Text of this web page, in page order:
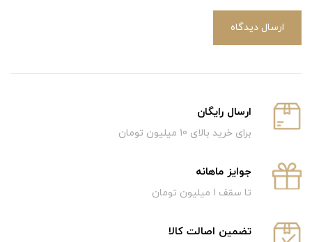
ارسال دیدگاه
ارسال رایگان
برای خرید بالای 10 میلیون تومان
جوایز ماهانه
تا سقف 1 میلیون تومان
تضمین اصالت کالا